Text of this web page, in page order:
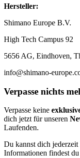
Hersteller:
Shimano Europe B.V.
High Tech Campus 92
5656 AG, Eindhoven,
info@shimano-
Verpasse nichts
Verpasse keine
dich jetzt für unseren
Laufenden.
Du kannst dich
Informationen findest